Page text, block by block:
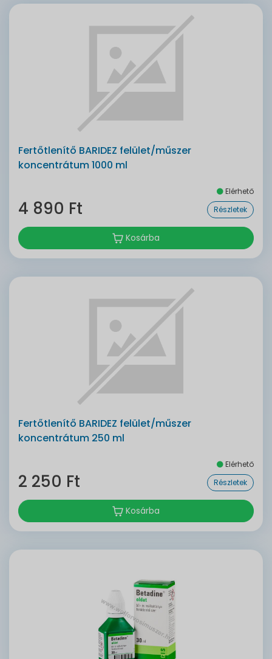
Fertőtlenítő BARIDEZ felület/műszer
koncentrátum 1000 ml
Elérhető
4 890 Ft Részletek
Kosárba
Fertőtlenítő BARIDEZ felület/műszer
koncentrátum 250 ml
Elérhető
2 250 Ft Részletek
Kosárba